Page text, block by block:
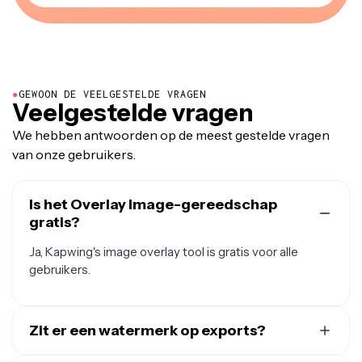
●GEWOON DE VEELGESTELDE VRAGEN
Veelgestelde vragen
We hebben antwoorden op de meest gestelde vragen
van onze gebruikers.
Is het Overlay Image-gereedschap
gratis?
Ja, Kapwing's image overlay tool is gratis voor alle
gebruikers.
Zit er een watermerk op exports?